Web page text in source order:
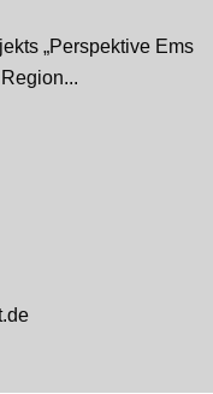
„Perspektive Ems